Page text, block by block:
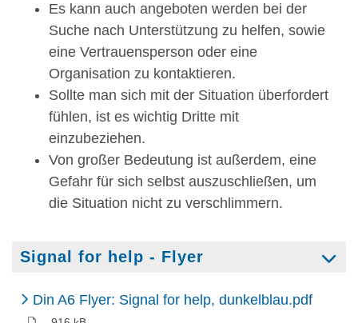
Es kann auch angeboten werden bei der
Suche nach Unterstützung zu helfen, sowie
eine Vertrauensperson oder eine
Organisation zu kontaktieren.
Sollte man sich mit der Situation überfordert
fühlen, ist es wichtig Dritte mit
einzubeziehen.
Von großer Bedeutung ist außerdem, eine
Gefahr für sich selbst auszuschließen, um
die Situation nicht zu verschlimmern.
Signal for help - Flyer
Din A6 Flyer: Signal for help, dunkelblau.pdf(PDF)